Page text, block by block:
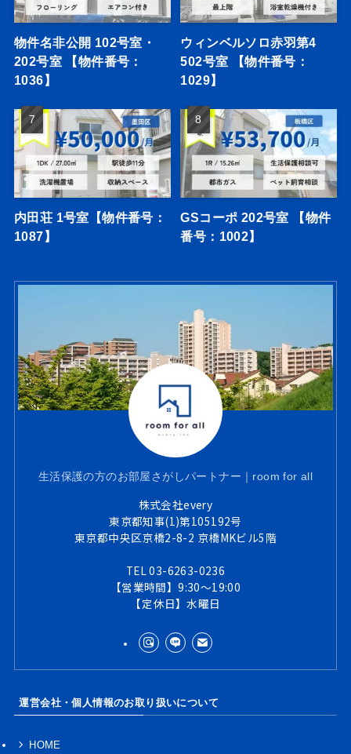
物件名非公開 102号室・
202号室 【物件番号：
1036】
ウィンベルソロ赤羽第4
502号室 【物件番号：
1029】
内田荘 1号室【物件番号：
1087】
GSコーポ 202号室 【物件
番号：1002】
生活保護の方のお部屋さがしパートナー｜room for all
株式会社every
東京都知事(1)第105192号
東京都中央区京橋2-8-2 京橋MKビル5階
TEL 03-6263-0236
【営業時間】9:30～19:00
【定休日】水曜日
運営会社・個人情報のお取り扱いについて
HOME